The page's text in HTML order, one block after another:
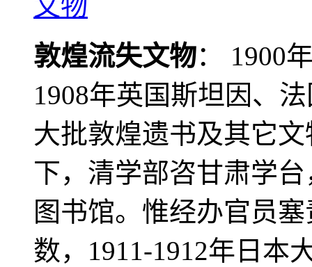
敦煌流失文物： 1900
1908年英国斯坦因、
大批敦煌遗书及其它
下，清学部咨甘肃学
图书馆。惟经办官员
数，1911-1912年日本